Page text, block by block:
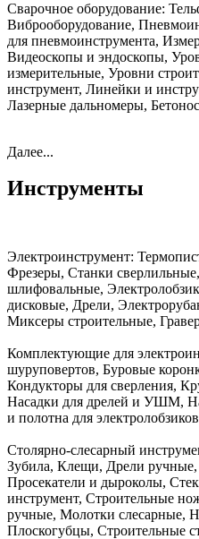
Сварочное оборудование:
Виброоборудование,
для пневмоинструмента,
Видеоскопы и эндоскопы,
измерительные, Уровни
инструмент, Линейки и
Лазерные дальномеры,
Далее...
Инструменты
Электроинструмент:
Фрезеры, Станки
шлифовальные,
дисковые, Дрели,
Миксеры строительные,
Комплектующие для
шуруповертов, Буровые
Кондукторы для сверления,
Насадки для дрелей и УШМ,
и полотна для
Столярно-слесарный
Зубила, Клещи, Дрели
Просекатели и дыроколы,
инструмент, Строительные
ручные, Молотки слесарные,
Плоскогубцы, Строительные